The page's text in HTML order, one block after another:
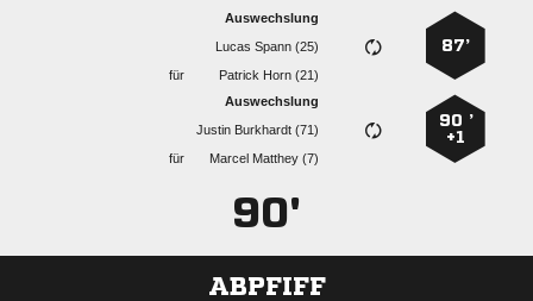
87’
Auswechslung
  
für
  
90 ’
+1
Auswechslung
  
für
  
90'
ABPFIFF